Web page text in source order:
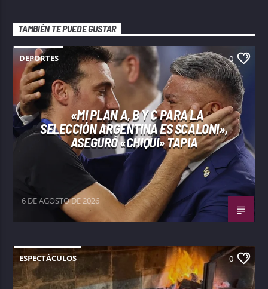
TAMBIÉN TE PUEDE GUSTAR
DEPORTES 0
«MI PLAN A, B Y C PARA LA
SELECCIÓN ARGENTINA ES SCALONI»,
ASEGURÓ «CHIQUI» TAPIA
6 DE AGOSTO DE 2026
ESPECTÁCULOS 0